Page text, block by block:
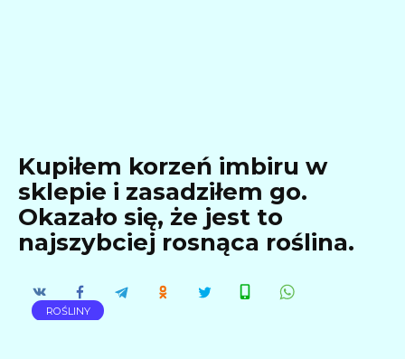
Kupiłem korzeń imbiru w
sklepie i zasadziłem go.
Okazało się, że jest to
najszybciej rosnąca roślina.
ROŚLINY